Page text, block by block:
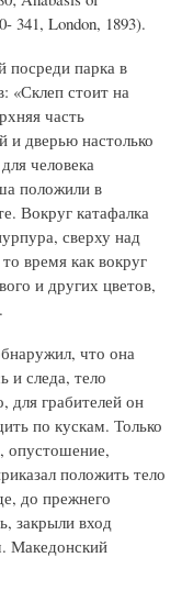
341, London, 1893).
посреди парка в
«Склеп стоит на
часть
дверью настолько
человека
положили в
Вокруг катафалка
сверху над
время как вокруг
и других цветов,
что она
и следа, тело
для грабителей он
по кускам. Только
опустошение,
положить тело
до прежнего
закрыли вход
Македонский